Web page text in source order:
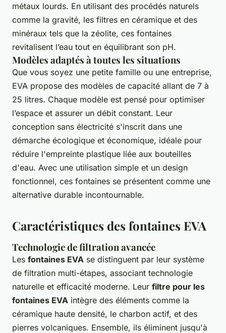
métaux lourds. En utilisant des procédés naturels
comme la gravité, les filtres en céramique et des
minéraux tels que la zéolite, ces fontaines
revitalisent l’eau tout en équilibrant son pH.
Modèles adaptés à toutes les situations
Que vous soyez une petite famille ou une entreprise,
EVA propose des modèles de capacité allant de 7 à
25 litres. Chaque modèle est pensé pour optimiser
l’espace et assurer un débit constant. Leur
conception sans électricité s'inscrit dans une
démarche écologique et économique, idéale pour
réduire l'empreinte plastique liée aux bouteilles
d'eau. Avec une utilisation simple et un design
fonctionnel, ces fontaines se présentent comme une
alternative durable incontournable.
Caractéristiques des fontaines EVA
Technologie de filtration avancée
Les fontaines EVA se distinguent par leur système
de filtration multi-étapes, associant technologie
naturelle et efficacité moderne. Leur filtre pour les
fontaines EVA intègre des éléments comme la
céramique haute densité, le charbon actif, et des
pierres volcaniques. Ensemble, ils éliminent jusqu'à